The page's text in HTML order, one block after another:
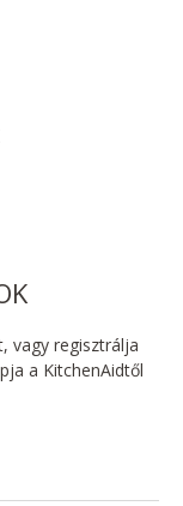
vagy regisztrálja
a KitchenAidtől